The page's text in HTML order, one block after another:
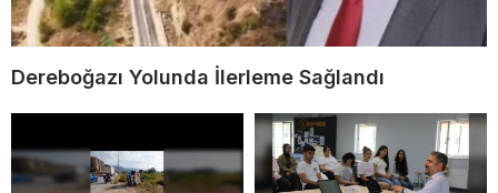
Dereboğazı Yolunda İlerleme Sağlandı